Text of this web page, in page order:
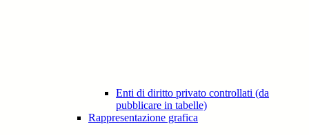
Enti di diritto privato controllati (da
pubblicare in tabelle)
Rappresentazione grafica